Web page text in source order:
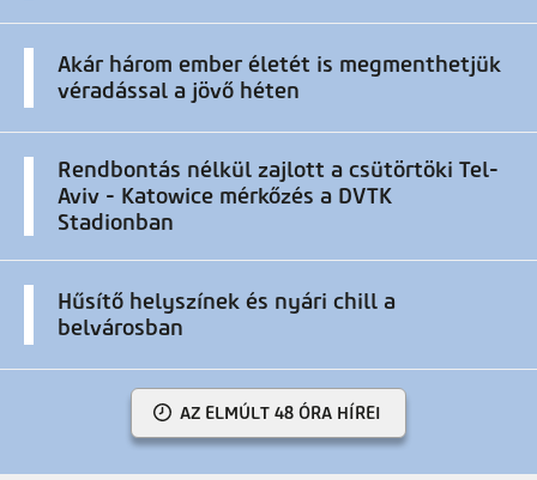
Akár három ember életét is megmenthetjük
véradással a jövő héten
Rendbontás nélkül zajlott a csütörtöki Tel-
Aviv - Katowice mérkőzés a DVTK
Stadionban
Hűsítő helyszínek és nyári chill a
belvárosban
AZ ELMÚLT 48 ÓRA HÍREI